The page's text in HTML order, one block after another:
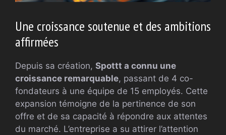
Une croissance soutenue et des ambitions
affirmées
Depuis sa création, Spottt a connu une
croissance remarquable, passant de 4 co-
fondateurs à une équipe de 15 employés. Cette
expansion témoigne de la pertinence de son
offre et de sa capacité à répondre aux attentes
du marché. L’entreprise a su attirer l’attention